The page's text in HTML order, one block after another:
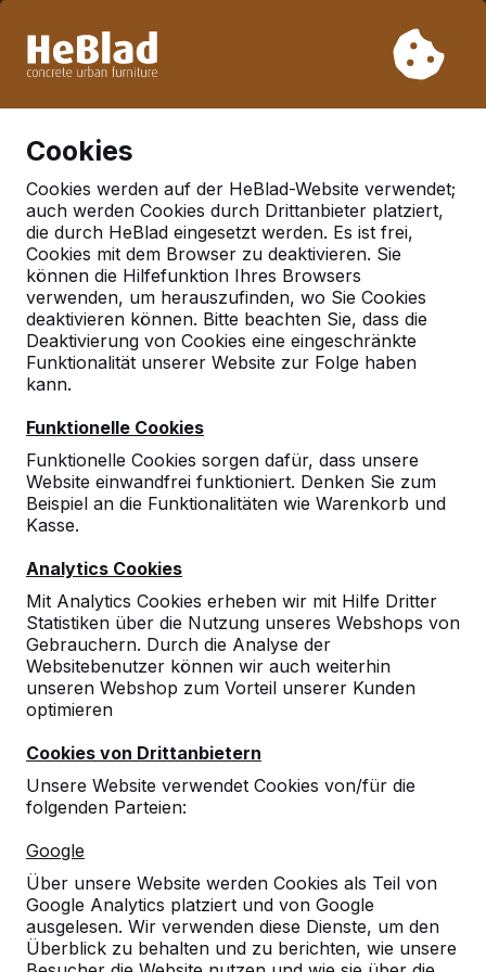
Woche 33 nicht. Bitte berücksichtigen Sie daher längere
Cookies
Cookies werden auf der HeBlad-Website verwendet;
auch werden Cookies durch Drittanbieter platziert,
die durch HeBlad eingesetzt werden. Es ist frei,
Cookies mit dem Browser zu deaktivieren. Sie
können die Hilfefunktion Ihres Browsers
verwenden, um herauszufinden, wo Sie Cookies
deaktivieren können. Bitte beachten Sie, dass die
Deaktivierung von Cookies eine eingeschränkte
Funktionalität unserer Website zur Folge haben
kann.
Funktionelle Cookies
Funktionelle Cookies sorgen dafür, dass unsere
Website einwandfrei funktioniert. Denken Sie zum
Beispiel an die Funktionalitäten wie Warenkorb und
Kasse.
Analytics Cookies
Mit Analytics Cookies erheben wir mit Hilfe Dritter
Statistiken über die Nutzung unseres Webshops von
Gebrauchern. Durch die Analyse der
Websitebenutzer können wir auch weiterhin
unseren Webshop zum Vorteil unserer Kunden
optimieren
Cookies von Drittanbietern
Unsere Website verwendet Cookies von/für die
folgenden Parteien:
Google
Über unsere Website werden Cookies als Teil von
Google Analytics platziert und von Google
ausgelesen. Wir verwenden diese Dienste, um den
Überblick zu behalten und zu berichten, wie unsere
Deutschland
Referenties in:Gedern
Geen reviews gevonden voor deze
locatie.
Referenzen
Unsere Produkte finden Sie in ganz Europa
und darüber hinaus. Sehen Sie hier, wo Sie
ein HeBlad-Produkt in Ihrer Nähe finden.
Produkt